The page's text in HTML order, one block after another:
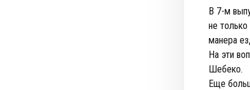
В 7-м
не только
манера
На эти
Шебеко.
Еще